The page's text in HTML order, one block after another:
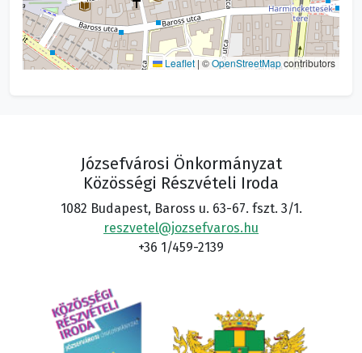
Leaflet | ©OpenStreetMapcontributors
Józsefvárosi Önkormányzat
Közösségi Részvételi Iroda
1082 Budapest, Baross u. 63-67. fszt. 3/1.
reszvetel@jozsefvaros.hu
+36 1/459-2139